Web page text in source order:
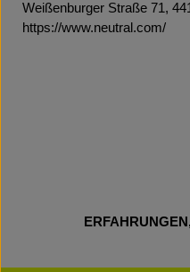
Weißenburger Straße 71,
https://www.neutral.com/